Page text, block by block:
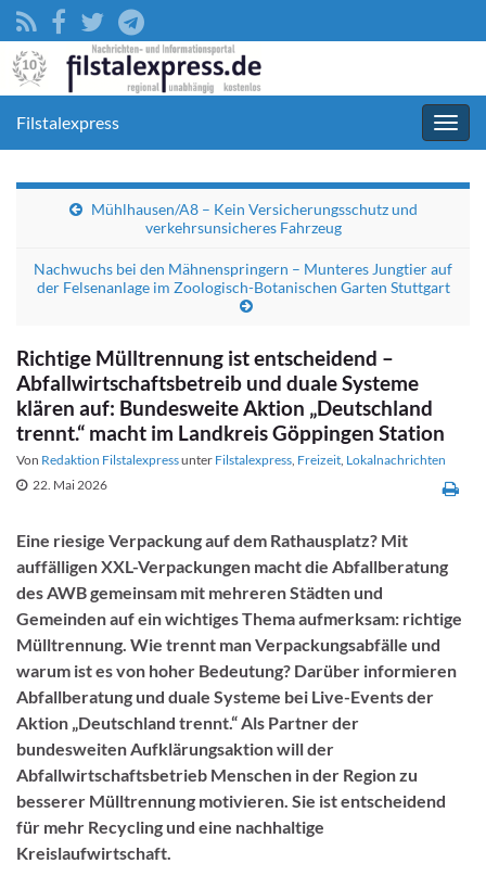
Filstalexpress
Mühlhausen/A8 – Kein Versicherungsschutz und
verkehrsunsicheres Fahrzeug
Nachwuchs bei den Mähnenspringern – Munteres Jungtier auf
der Felsenanlage im Zoologisch-Botanischen Garten Stuttgart
Richtige Mülltrennung ist entscheidend –
Abfallwirtschaftsbetreib und duale Systeme
klären auf: Bundesweite Aktion „Deutschland
trennt.“ macht im Landkreis Göppingen Station
Von Redaktion Filstalexpressunter Filstalexpress, Freizeit, Lokalnachrichten
22. Mai 2026
Eine riesige Verpackung auf dem Rathausplatz? Mit
auffälligen XXL-Verpackungen macht die Abfallberatung
des AWB gemeinsam mit mehreren Städten und
Gemeinden auf ein wichtiges Thema aufmerksam: richtige
Mülltrennung. Wie trennt man Verpackungsabfälle und
warum ist es von hoher Bedeutung? Darüber informieren
Abfallberatung und duale Systeme bei Live-Events der
Aktion „Deutschland trennt.“ Als Partner der
bundesweiten Aufklärungsaktion will der
Abfallwirtschaftsbetrieb Menschen in der Region zu
besserer Mülltrennung motivieren. Sie ist entscheidend
für mehr Recycling und eine nachhaltige
Kreislaufwirtschaft.